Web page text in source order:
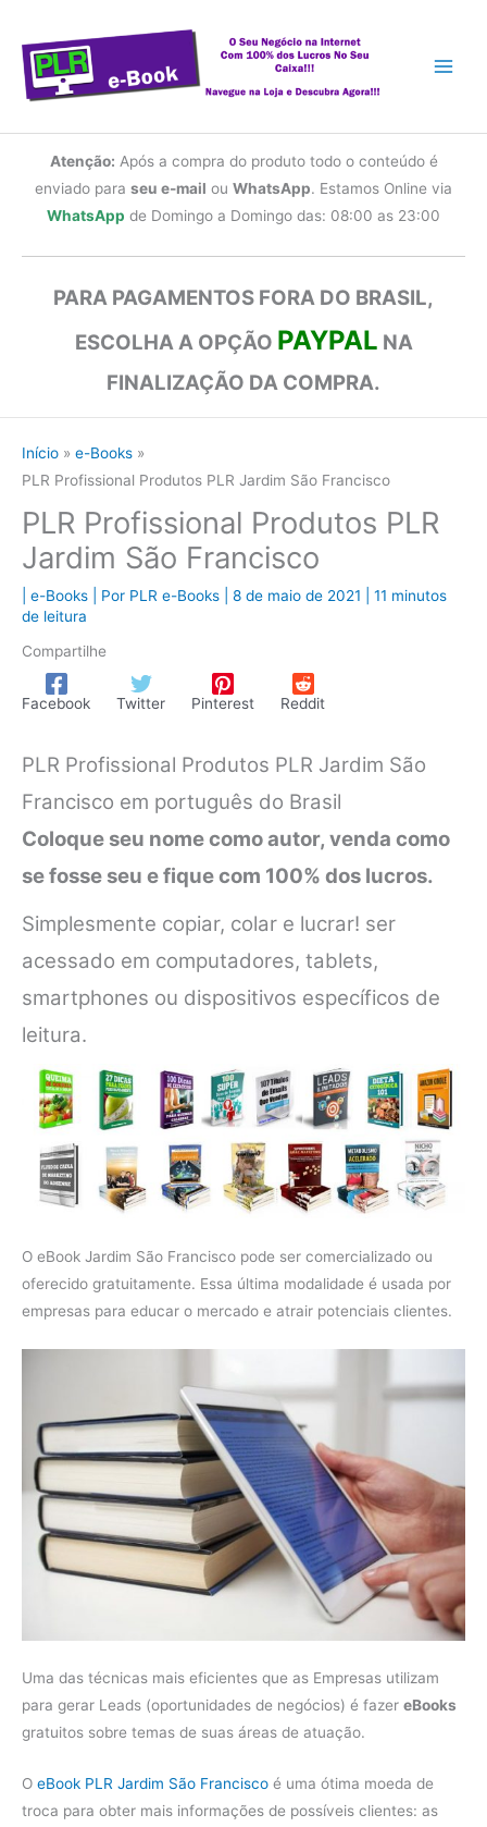
conteúdo
Atenção: Após a compra do produto todo o conteúdo é
enviado para seu e-mail ou WhatsApp. Estamos Online via
WhatsApp de Domingo a Domingo das: 08:00 as 23:00
PARA PAGAMENTOS FORA DO BRASIL,
ESCOLHA A OPÇÃO PAYPAL NA
FINALIZAÇÃO DA COMPRA.
Início
e-Books
PLR Profissional Produtos PLR Jardim São Francisco
PLR Profissional Produtos PLR
Jardim São Francisco
e-Books | Por PLR e-Books 8 de maio de 2021
11 minutos
de leitura
Compartilhe
Facebook Twitter Pinterest Reddit
PLR Profissional Produtos PLR Jardim São
Francisco em português do Brasil
Coloque seu nome como autor, venda como
se fosse seu e fique com 100% dos lucros.
Simplesmente copiar, colar e lucrar! ser
acessado em computadores, tablets,
smartphones ou dispositivos específicos de
leitura.
O eBook Jardim São Francisco pode ser comercializado ou
oferecido gratuitamente. Essa última modalidade é usada por
empresas para educar o mercado e atrair potenciais clientes.
Uma das técnicas mais eficientes que as Empresas utilizam
para gerar Leads (oportunidades de negócios) é fazer eBooks
gratuitos sobre temas de suas áreas de atuação.
O eBook PLR Jardim São Francisco é uma ótima moeda de
troca para obter mais informações de possíveis clientes: as